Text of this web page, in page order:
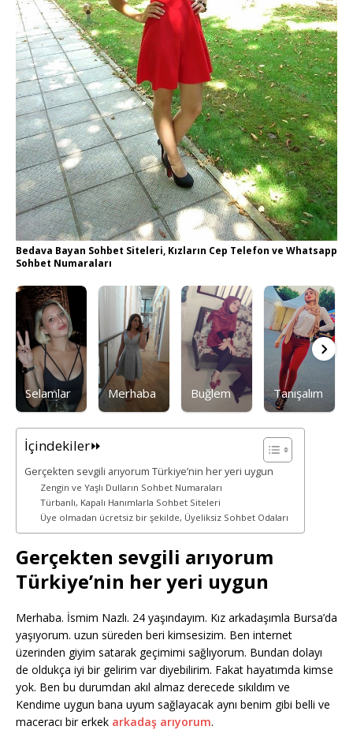
Bedava Bayan Sohbet Siteleri, Kızların Cep Telefon ve Whatsapp
Sohbet Numaraları
Selamlar Merhaba Buğlem Tanışalım
İçindekiler⏩
Gerçekten sevgili arıyorum Türkiye’nin her yeri uygun
Zengin ve Yaşlı Dulların Sohbet Numaraları
Türbanlı, Kapalı Hanımlarla Sohbet Siteleri
Üye olmadan ücretsiz bir şekilde, Üyeliksiz Sohbet Odaları
Gerçekten sevgili arıyorum
Türkiye’nin her yeri uygun
Merhaba. İsmim Nazlı. 24 yaşındayım. Kız arkadaşımla Bursa’da
yaşıyorum. uzun süreden beri kimsesizim. Ben internet
üzerinden giyim satarak geçimimi sağlıyorum. Bundan dolayı
de oldukça iyi bir gelirim var diyebilirim. Fakat hayatımda kimse
yok. Ben bu durumdan akıl almaz derecede sıkıldım ve
Kendime uygun bana uyum sağlayacak aynı benim gibi belli ve
maceracı bir erkek arkadaş arıyorum.